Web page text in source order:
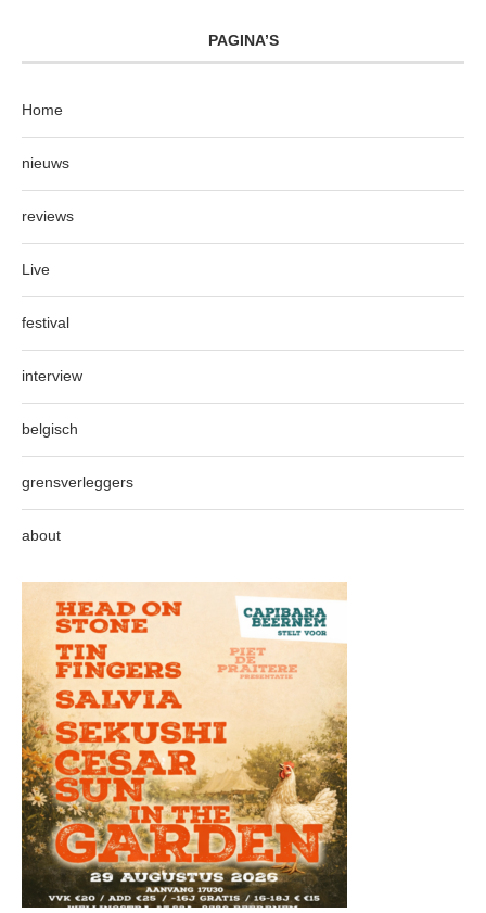
PAGINA’S
Home
nieuws
reviews
Live
festival
interview
belgisch
grensverleggers
about